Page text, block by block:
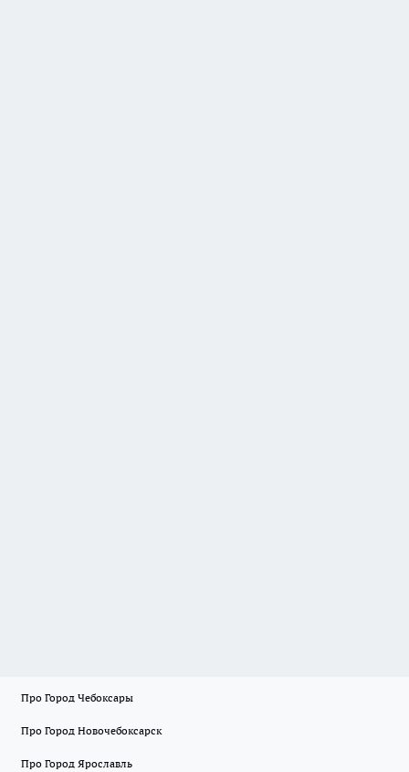
Про Город Чебоксары
Про Город Новочебоксарск
Про Город Ярославль